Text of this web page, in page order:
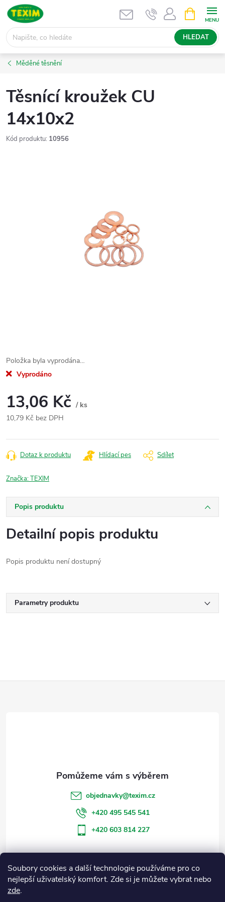
Soubory cookies a další technologie používáme pro co
nejlepší uživatelský komfort. Zde si je můžete vybrat nebo
zde.
Přejít
obsah
HLEDAT
NÁKUPNÍ
KOŠÍK
Měděné těsnění
Těsnící kroužek CU
14x10x2
Kód produktu: 10956
Položka byla vyprodána…
Vyprodáno
13,06 Kč / ks
10,79 Kč bez DPH
cena:
Dotaz k produktu Hlídací pes Sdílet
Značka:TEXIM
Popis produktu
Detailní popis produktu
Popis produktu není dostupný
Parametry produktu
Informace pro vás
objednavky@texim.cz
+420 495 545 541
+420 603 814 227